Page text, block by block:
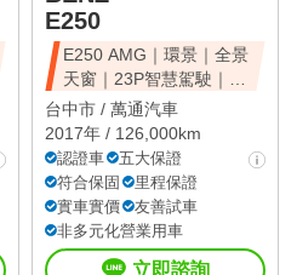
E250
E250 AMG｜環景｜全景
天窗｜23P智慧駕駛｜總
代理
台中市 / 萬通汽車
2017年 / 126,000km
認證車
五大保證
符合保固
里程保證
實車實價
友善試車
非多元化營業用車
立即諮詢